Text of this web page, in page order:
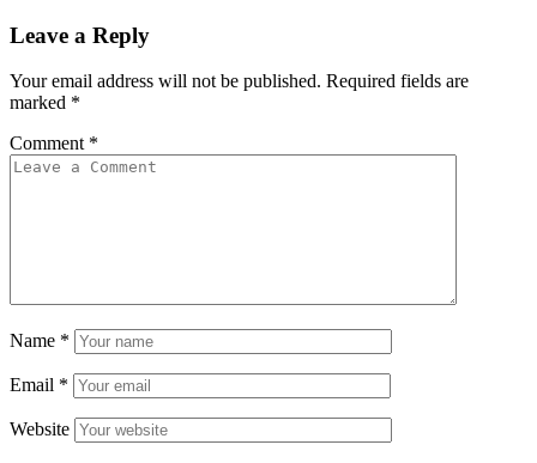
Leave a Reply
Your email address will not be published. Required fields are
marked *
Comment *
Name *
Email *
Website